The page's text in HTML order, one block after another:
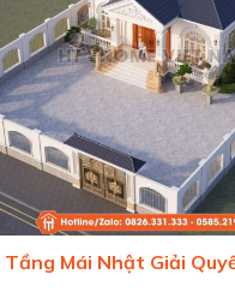
Mái Nhật Giải